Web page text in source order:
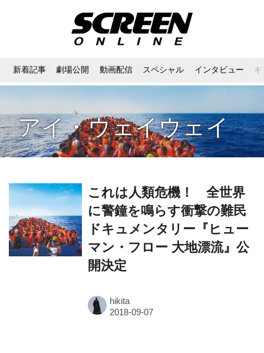
新着記事 劇場公開 動画配信 スペシャル インタビュー
アイ・ウェイウェイ
これは人類危機！ 全世界
に警鐘を鳴らす衝撃の難民
ドキュメンタリー『ヒュー
マン・フロー 大地漂流』公
開決定
hikita